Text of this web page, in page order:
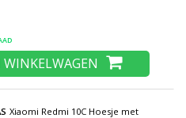
Xiaomi Redmi 10C Hoesje met